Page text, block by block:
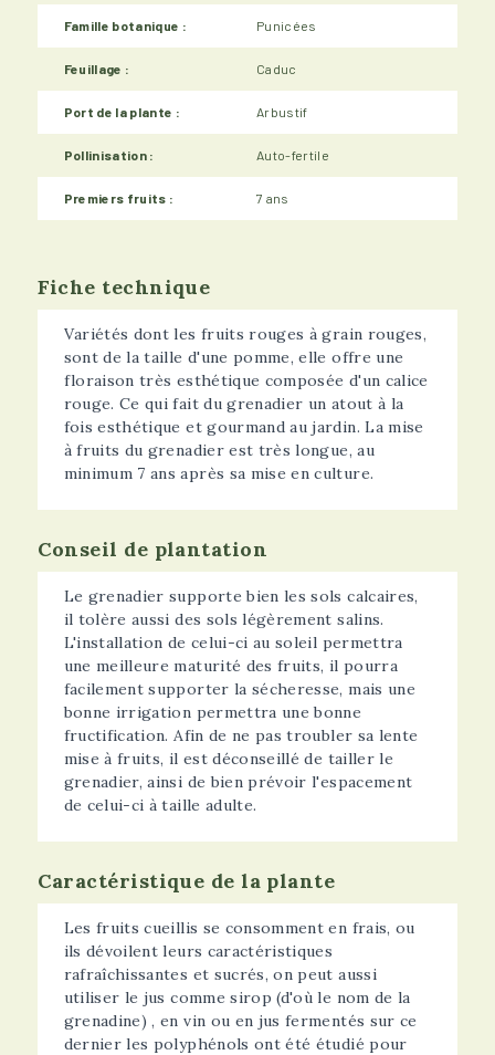
Famille botanique : Punicées
Feuillage : Caduc
Port de la plante : Arbustif
Pollinisation : Auto-fertile
Premiers fruits : 7 ans
Fiche technique
Variétés dont les fruits rouges à grain rouges,
sont de la taille d'une pomme, elle offre une
floraison très esthétique composée d'un calice
rouge. Ce qui fait du grenadier un atout à la
fois esthétique et gourmand au jardin. La mise
à fruits du grenadier est très longue, au
minimum 7 ans après sa mise en culture.
Conseil de plantation
Le grenadier supporte bien les sols calcaires,
il tolère aussi des sols légèrement salins.
L'installation de celui-ci au soleil permettra
une meilleure maturité des fruits, il pourra
facilement supporter la sécheresse, mais une
bonne irrigation permettra une bonne
fructification. Afin de ne pas troubler sa lente
mise à fruits, il est déconseillé de tailler le
grenadier, ainsi de bien prévoir l'espacement
de celui-ci à taille adulte.
Caractéristique de la plante
Les fruits cueillis se consomment en frais, ou
ils dévoilent leurs caractéristiques
rafraîchissantes et sucrés, on peut aussi
utiliser le jus comme sirop (d'où le nom de la
grenadine) , en vin ou en jus fermentés sur ce
dernier les polyphénols ont été étudié pour